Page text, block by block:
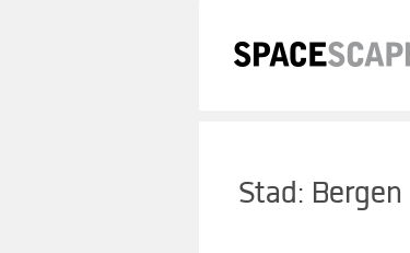
Stad: Bergen